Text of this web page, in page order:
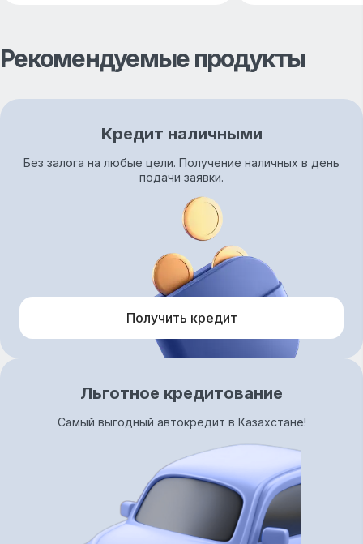
Рекомендуемые продукты
Кредит наличными
Без залога на любые цели. Получение наличных в день
подачи заявки.
Получить кредит
Льготное кредитование
Самый выгодный автокредит в Казахстане!